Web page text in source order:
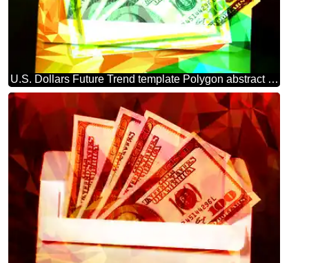
U.S. Dollars Future Trend template Polygon abstract geometrical background with triangles